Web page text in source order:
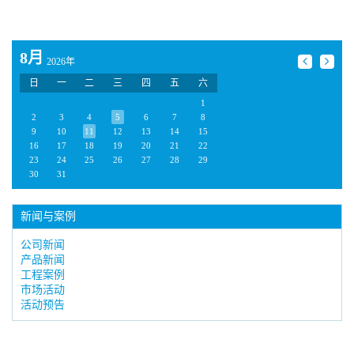
8月
2026年
日
一 二 三 四 五 六
1
2
3 4 5 6 7
8
9
10 11 12 13 14
15
16
17 18 19 20 21
22
23
24 25 26 27 28
29
30
31
新闻与案例
公司新闻
产品新闻
工程案例
市场活动
活动预告